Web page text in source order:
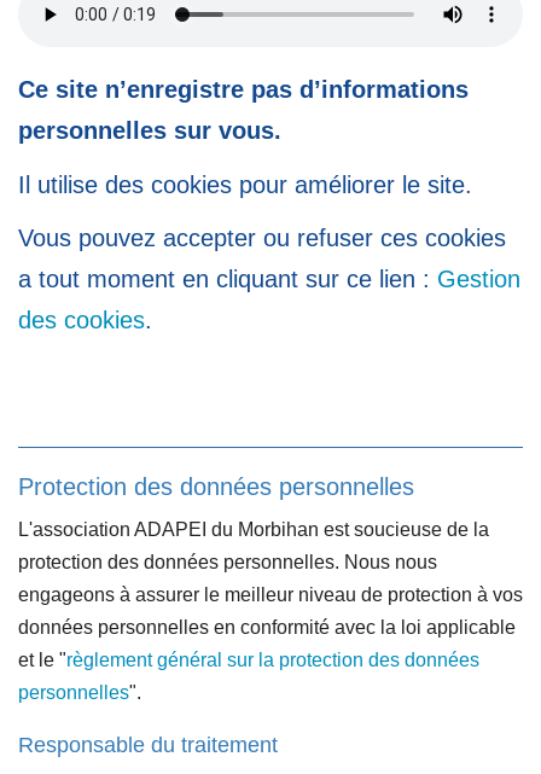
Ce site n’enregistre pas d’informations
personnelles sur vous.
Il utilise des cookies pour améliorer le site.
Vous pouvez accepter ou refuser ces cookies
a tout moment en cliquant sur ce lien : Gestion
des cookies.
Protection des données personnelles
L'association ADAPEI du Morbihan est soucieuse de la
protection des données personnelles. Nous nous
engageons à assurer le meilleur niveau de protection à vos
données personnelles en conformité avec la loi applicable
et le "règlement général sur la protection des données
personnelles".
Responsable du traitement